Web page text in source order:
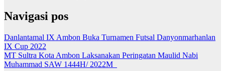
Navigasi pos
Danlantamal IX Ambon Buka Turnamen Futsal Danyonmarhanlan
IX Cup 2022
MT Sultra Kota Ambon Laksanakan Peringatan Maulid Nabi
Muhammad SAW 1444H/ 2022M